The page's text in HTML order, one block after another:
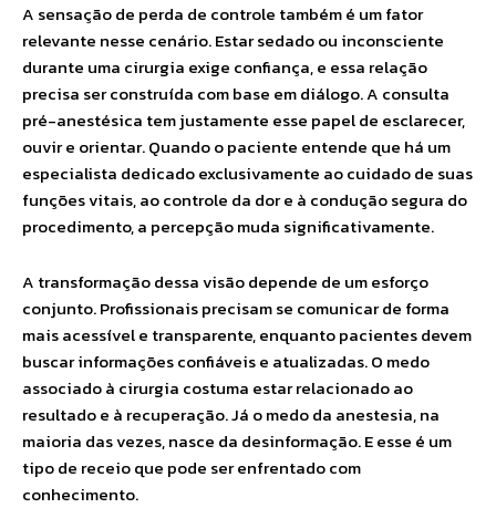
A sensação de perda de controle também é um fator
relevante nesse cenário. Estar sedado ou inconsciente
durante uma cirurgia exige confiança, e essa relação
precisa ser construída com base em diálogo. A consulta
pré-anestésica tem justamente esse papel de esclarecer,
ouvir e orientar. Quando o paciente entende que há um
especialista dedicado exclusivamente ao cuidado de suas
funções vitais, ao controle da dor e à condução segura do
procedimento, a percepção muda significativamente.
A transformação dessa visão depende de um esforço
conjunto. Profissionais precisam se comunicar de forma
mais acessível e transparente, enquanto pacientes devem
buscar informações confiáveis e atualizadas. O medo
associado à cirurgia costuma estar relacionado ao
resultado e à recuperação. Já o medo da anestesia, na
maioria das vezes, nasce da desinformação. E esse é um
tipo de receio que pode ser enfrentado com
conhecimento.